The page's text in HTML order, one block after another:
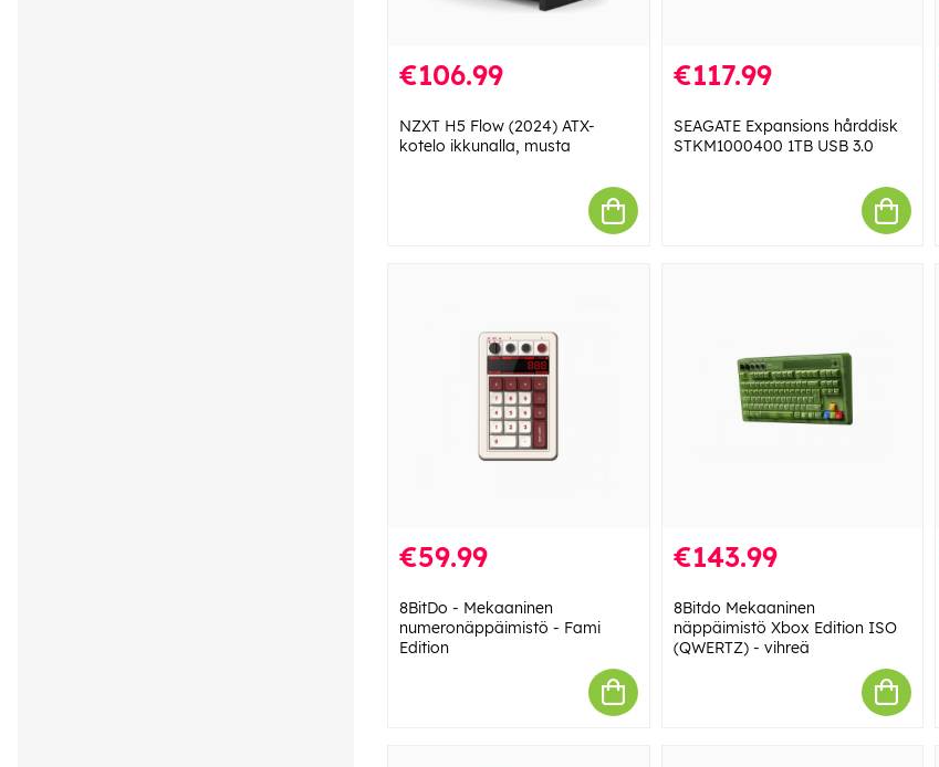
€106.99
NZXT H5 Flow (2024) ATX-
kotelo ikkunalla, musta
€117.99
SEAGATE Expansions hårddisk
STKM1000400 1TB USB 3.0
€59.99
8BitDo - Mekaaninen
numeronäppäimistö - Fami
Edition
€143.99
8Bitdo Mekaaninen
näppäimistö Xbox Edition ISO
(QWERTZ) - vihreä